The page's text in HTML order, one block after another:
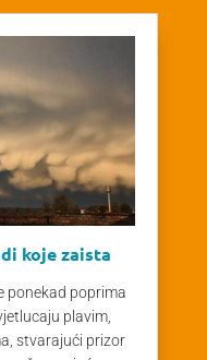
koje zaista
ponekad poprima
plavim,
stvarajući prizor